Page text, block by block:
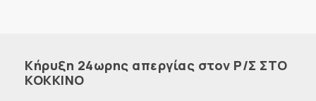
Κήρυξη 24ωρης απεργίας στον Ρ/Σ ΣΤΟ
ΚΟΚΚΙΝΟ